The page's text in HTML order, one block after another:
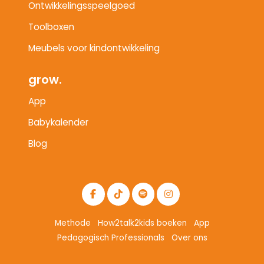
Ontwikkelingsspeelgoed
Toolboxen
Meubels voor kindontwikkeling
grow.
App
Babykalender
Blog
Methode How2talk2kids boeken
App
Pedagogisch Professionals
Over ons